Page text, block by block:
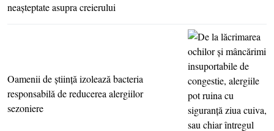
neaşteptate asupra creierului
Oamenii de ştiinţă izolează bacteria
responsabilă de reducerea alergiilor
sezoniere